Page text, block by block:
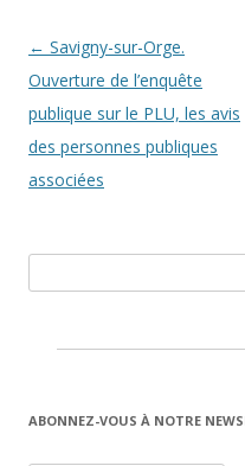
Navigation des articles
← Savigny-sur-Orge.
Ouverture de l’enquête
publique sur le PLU, les avis
des personnes publiques
associées
ABONNEZ-VOUS À NOTRE